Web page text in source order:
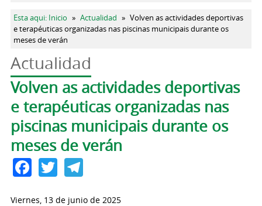
Se encuentra usted aquí
Esta aqui: Inicio » Actualidad » Volven as actividades deportivas
e terapéuticas organizadas nas piscinas municipais durante os
meses de verán
Actualidad
Solapas principales
Volven as actividades deportivas
e terapéuticas organizadas nas
piscinas municipais durante os
meses de verán
Facebook
TwitterTelegram
Viernes, 13 de junio de 2025